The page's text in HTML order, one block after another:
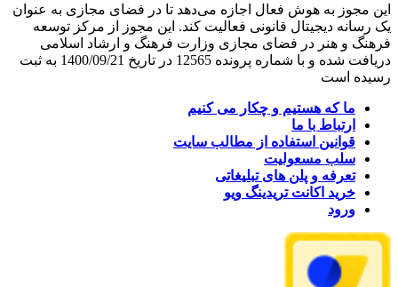
این مجوز به هوش فعال اجازه می‌دهد تا در فضای مجازی به عنوان
یک رسانه دیجیتال قانونی فعالیت کند. این مجوز از مرکز توسعه
فرهنگ و هنر در فضای مجازی وزارت فرهنگ و ارشاد اسلامی
دریافت شده و با شماره پرونده 12565 در تاریخ 1400/09/21 به ثبت
رسیده است
ما که هستیم و چکار می کنیم
ارتباط با ما
قوانین استفاده از مطالب سایت
سلب مسعولیت
تعرفه و پلن های تبلیغاتی
خرید اکانت تریدینگ ویو
ورود